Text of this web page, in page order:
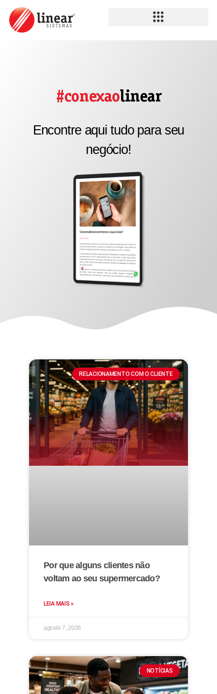
#conexaolinear
Encontre aqui tudo para seu
negócio!
RELACIONAMENTO COM O CLIENTE
Por que alguns clientes não
voltam ao seu supermercado?
LEIA MAIS »
agosto 7, 2026
NOTÍCIAS